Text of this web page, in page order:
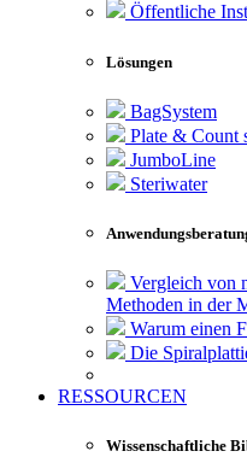
Öffentliche
Lösungen
BagSystem
Plate & Count
JumboLine
Steriwater
Vergleich von
Methoden in der
Warum einen
Die
RESSOURCEN
Wissenschaftliche